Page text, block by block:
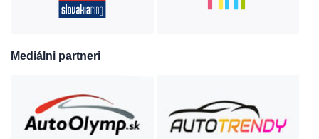
Mediálni partneri